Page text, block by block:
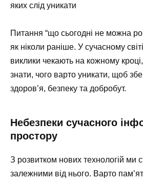
яких слід уникати
Питання “що сьогодні не можна
як ніколи раніше. У сучасному
виклики чекають на кожному
знати, чого варто уникати, щоб
здоров’я, безпеку та добробут.
Небезпеки сучасного
простору
З розвитком нових технологій ми
залежними від нього. Варто